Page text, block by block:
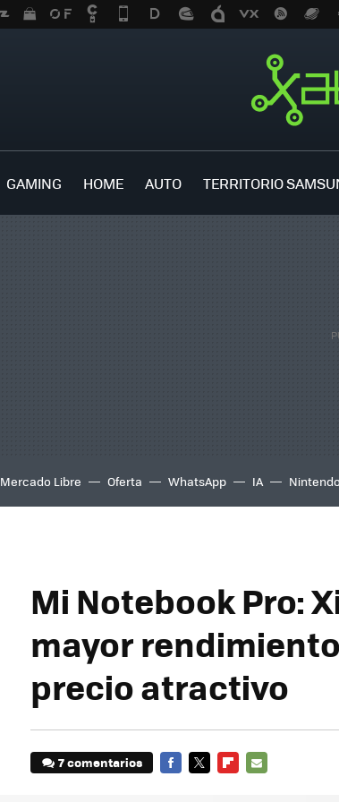
GAMING HOME AUTO TERRITORIO
Mercado Libre Oferta WhatsApp IA
Mi Notebook Pro:
mayor
precio atractivo
7 comentarios